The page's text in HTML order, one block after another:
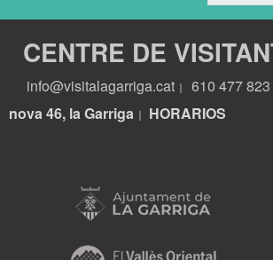
CENTRE DE
info@visitalagarriga.cat 610 477 823
nova 46, la Garriga
HORARIOS